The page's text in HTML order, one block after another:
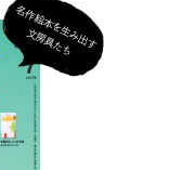
名
作
絵
本
を
生
み
出
す
文
房
具
た
ち